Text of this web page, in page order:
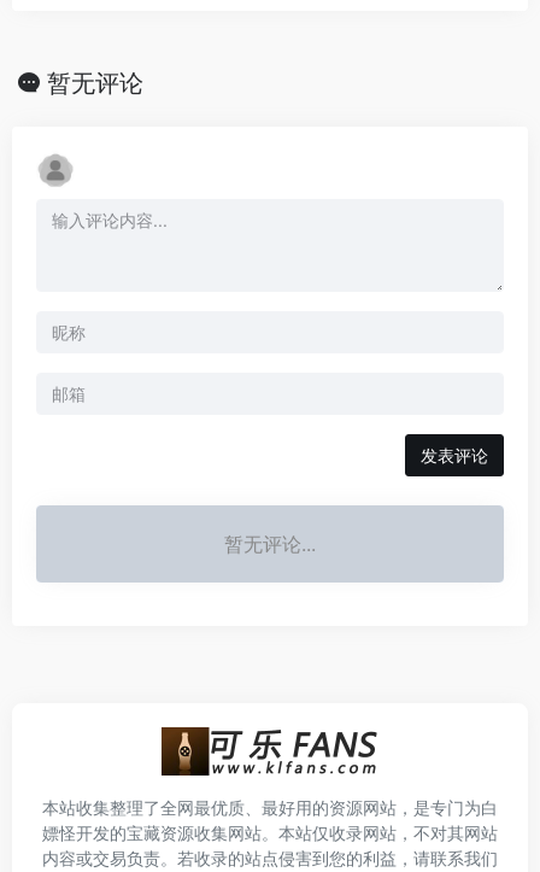
暂无评论
发表评论
暂无评论...
本站收集整理了全网最优质、最好用的资源网站，是专门为白
嫖怪开发的宝藏资源收集网站。本站仅收录网站，不对其网站
内容或交易负责。若收录的站点侵害到您的利益，请联系我们